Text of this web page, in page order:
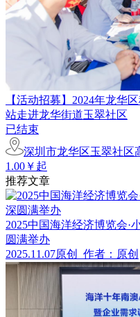
【活动招募】2024年龙华
站走进龙华街道玉翠社区
已结束
深圳市龙华区玉翠社区
1.00￥起
推荐文章
2025中国海洋经济博览会·
圆满举办
2025.11.07原创 作者：原创